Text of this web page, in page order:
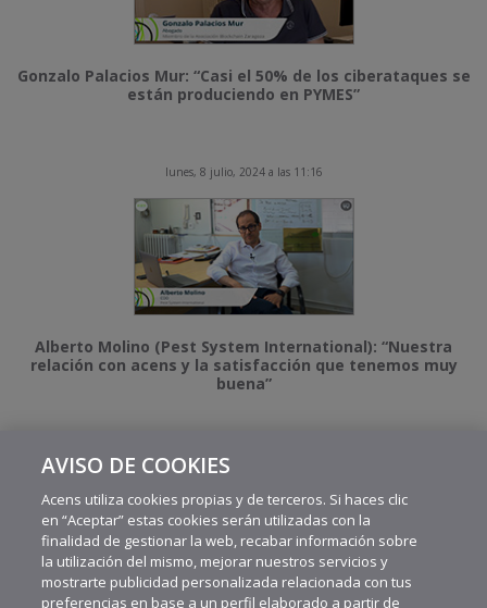
Gonzalo Palacios Mur: “Casi el 50% de los ciberataques se
están produciendo en PYMES”
lunes, 8 julio, 2024 a las 11:16
Alberto Molino (Pest System International): “Nuestra
relación con acens y la satisfacción que tenemos muy
buena”
MÁS VIDEOS RECIENTES
AVISO DE COOKIES
Acens utiliza cookies propias y de terceros. Si haces clic
en “Aceptar” estas cookies serán utilizadas con la
finalidad de gestionar la web, recabar información sobre
la utilización del mismo, mejorar nuestros servicios y
mostrarte publicidad personalizada relacionada con tus
preferencias en base a un perfil elaborado a partir de